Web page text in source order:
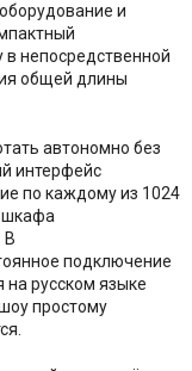
и
в непосредственной
общей длины
автономно без
интерфейс
по каждому из 1024
шкафа
В
подключение
на русском языке
простому